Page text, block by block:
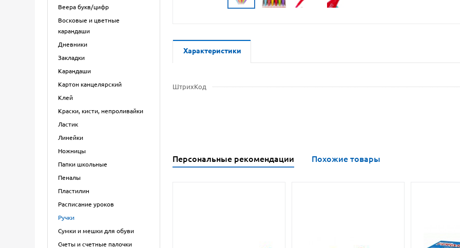
Веера букв/цифр
Восковые и цветные
карандаши
Дневники
Закладки
Карандаши
Картон канцелярский
Клей
Краски, кисти, непроливайки
Ластик
Линейки
Ножницы
Папки школьные
Пеналы
Пластилин
Расписание уроков
Ручки
Сумки и мешки для обуви
Счеты и счетные палочки
Характеристики
ШтрихКод
Персональные рекомендации Похожие товары